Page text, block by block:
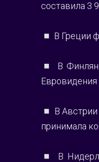
составила 3
◽️ В Греции
◽️ В
Евровидения
◽️ В
принимала
◽️ В